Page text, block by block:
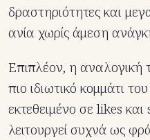
δραστηριότητες και
ανία χωρίς άμεση
Επιπλέον, η αναλογική
πιο ιδιωτικό κομμάτι
εκτεθειμένο σε likes
λειτουργεί συχνά ως